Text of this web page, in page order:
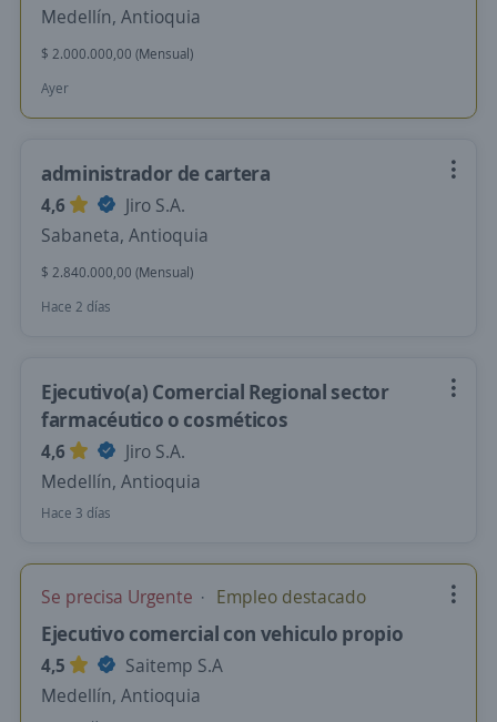
Medellín, Antioquia
$ 2.000.000,00 (Mensual)
Ayer
administrador de cartera
4,6
Jiro S.A.
Sabaneta, Antioquia
$ 2.840.000,00 (Mensual)
Hace 2 días
Ejecutivo(a) Comercial Regional sector
farmacéutico o cosméticos
4,6
Jiro S.A.
Medellín, Antioquia
Hace 3 días
Se precisa Urgente Empleo destacado
Ejecutivo comercial con vehiculo propio
4,5
Saitemp S.A
Medellín, Antioquia